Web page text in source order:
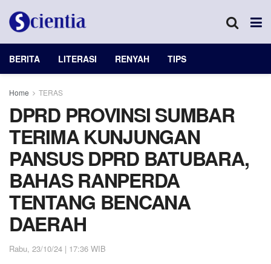
BERITA LITERASI RENYAH TIPS
Home TERAS
DPRD PROVINSI SUMBAR
TERIMA KUNJUNGAN
PANSUS DPRD BATUBARA,
BAHAS RANPERDA
TENTANG BENCANA
DAERAH
Rabu, 23/10/24 | 17:36 WIB